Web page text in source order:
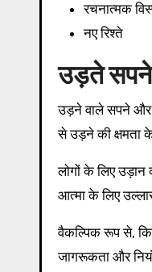
रचनात्मक
नए रिश्ते
उड़ते
उड़ने वाले सपने और
से उड़ने की क्षमता
लोगों के लिए
आत्मा के लिए
वैकल्पिक रूप से,
जागरूकता और